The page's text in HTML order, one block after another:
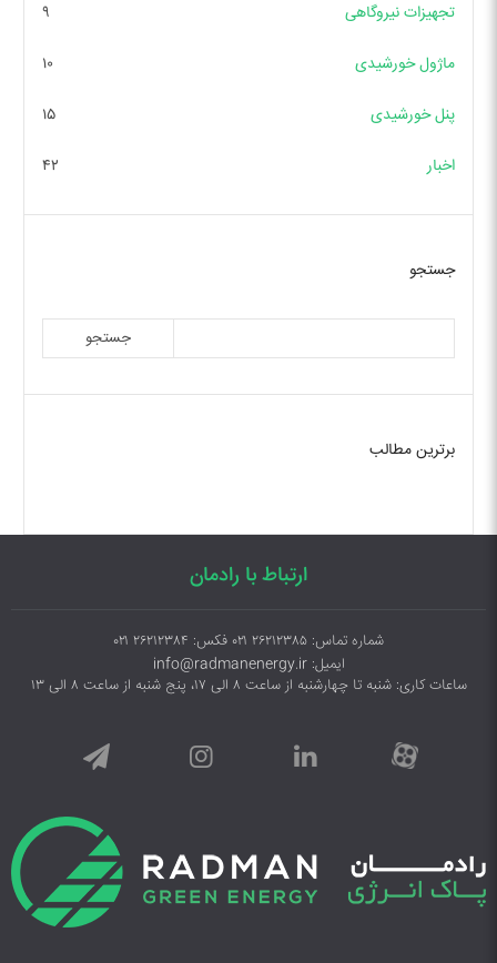
تجهیزات نیروگاهی ۹
ماژول خورشیدی ۱۰
پنل خورشیدی ۱۵
اخبار ۴۲
جستجو
جستجو
برترین مطالب
ارتباط با رادمان
شماره تماس: ۲۶۲۱۲۳۸۵ ۰۲۱ فکس: ۲۶۲۱۲۳۸۴ ۰۲۱
ایمیل: info@radmanenergy.ir
ساعات کاری: شنبه تا چهارشنبه از ساعت ۸ الی ۱۷، پنج شنبه از ساعت ۸ الی ۱۳